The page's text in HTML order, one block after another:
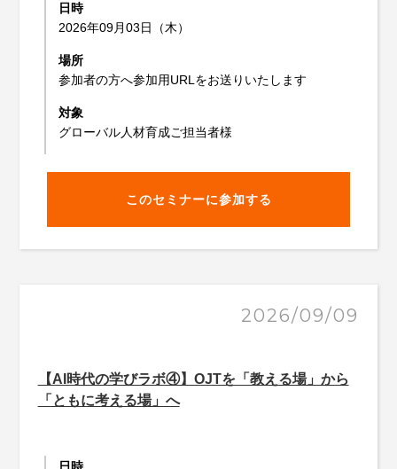
日時
2026年09月03日（木）
場所
参加者の方へ参加用URLをお送りいたします
対象
グローバル人材育成ご担当者様
このセミナーに参加する
2026/09/09
【AI時代の学びラボ④】OJTを「教える場」から
「ともに考える場」へ